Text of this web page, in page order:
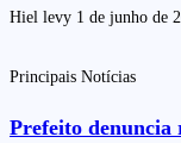
Hiel levy 1 de junho de
Principais Notícias
Prefeito denuncia